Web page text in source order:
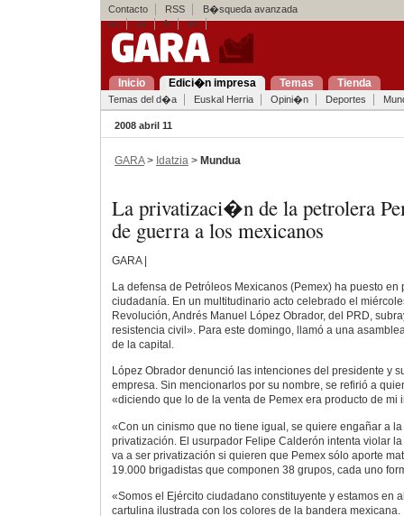
Contacto RSS
B�squeda avanzada
eu
es fr en
Inicio Edici�n impresa Temas Tienda
Temas del d�a Euskal Herria Opini�n Deportes
2008 abril 11
GARA> Idatzia > Mundua
La privatizaci�n de la petrolera
de guerra a los mexicanos
GARA |
La defensa de Petróleos Mexicanos (Pemex) ha puesto en
ciudadanía. En un multitudinario acto celebrado el
Revolución, Andrés Manuel López Obrador, del PRD,
resistencia civil». Para este domingo, llamó a una
de la capital.
López Obrador denunció las intenciones del presidente y
empresa. Sin mencionarlos por su nombre, se refirió a
«diciendo que lo de la venta de Pemex era producto de mi
«Con un cinismo que no tiene igual, se quiere engañar a
privatización. El usurpador Felipe Calderón intenta violar
va a ser privatización si quieren que Pemex sólo aporte
19.000 brigadistas que componen 38 grupos, cada uno
«Somos el Ejército ciudadano constituyente y estamos en
cartulina ilustrada con los colores de la bandera mexicana.